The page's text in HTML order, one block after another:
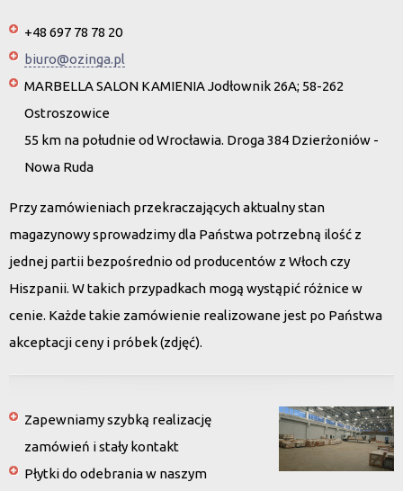
+48 697 78 78 20
biuro@ozinga.pl
MARBELLA SALON KAMIENIA Jodłownik 26A; 58-262
Ostroszowice
55 km na południe od Wrocławia. Droga 384 Dzierżoniów -
Nowa Ruda
Przy zamówieniach przekraczających aktualny stan
magazynowy sprowadzimy dla Państwa potrzebną ilość z
jednej partii bezpośrednio od producentów z Włoch czy
Hiszpanii. W takich przypadkach mogą wystąpić różnice w
cenie. Każde takie zamówienie realizowane jest po Państwa
akceptacji ceny i próbek (zdjęć).
Zapewniamy szybką realizację
zamówień i stały kontakt
Płytki do odebrania w naszym